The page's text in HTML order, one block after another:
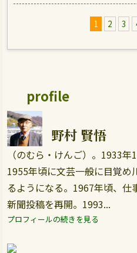
1 2 3
profile
野村 賢悟
（のむら・けんご）。1933年
1955年頃に文芸一般に目覚め
るようになる。1967年頃、
新聞投稿を再開。1993...
プロフィールの続きを見る